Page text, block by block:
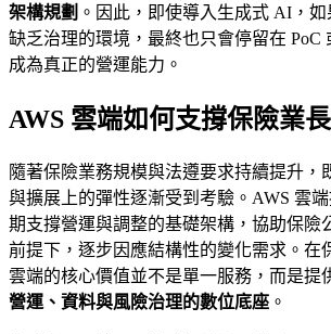
架構規劃 。因此，即使導入生成式 AI，如
缺乏治理的環境，最終也只會停留在 PoC
成為真正的營運能力。
AWS 雲端如何支撐保險業
隨著保險業務規模與法遵要求持續提升，
與擴展上的彈性逐漸受到考驗。AWS 雲
期支撐營運與調整的基礎架構，協助保險
前提下，逐步因應結構性的變化需求。在
雲端的核心價值並不是單一服務，而是提
營運、資料與風險治理的數位底座 。